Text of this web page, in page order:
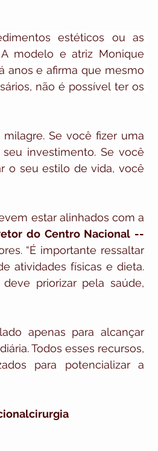
estéticos ou as
modelo e atriz Monique
anos e afirma que mesmo
não é possível ter os
Se você fizer uma
investimento. Se você
o seu estilo de vida, você
estar alinhados com a
do Centro Nacional --
“É importante ressaltar
atividades físicas e dieta.
priorizar pela saúde,
apenas para alcançar
Todos esses recursos,
para potencializar a